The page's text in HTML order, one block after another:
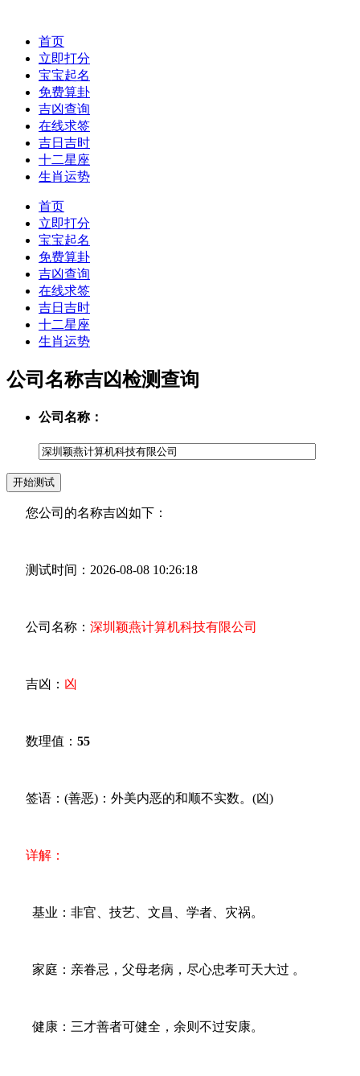
首页
立即打分
宝宝起名
免费算卦
吉凶查询
在线求签
吉日吉时
十二星座
生肖运势
首页
立即打分
宝宝起名
免费算卦
吉凶查询
在线求签
吉日吉时
十二星座
生肖运势
公司名称吉凶检测查询
公司名称：
您公司的名称吉凶如下：
测试时间：2026-08-08 10:26:18
公司名称： 深圳颖燕计算机科技有限公司
吉凶： 凶
数理值： 55
签语：(善恶)：外美内恶的和顺不实数。(凶)
详解：
基业：非官、技艺、文昌、学者、灾祸。
家庭：亲眷忌，父母老病，尽心忠孝可天大过 。
健康：三才善者可健全，余则不过安康。